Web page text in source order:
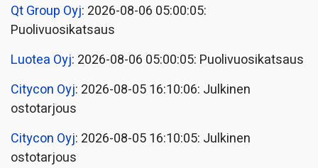
Qt Group Oyj: 2026-08-06 05:00:05:
Puolivuosikatsaus
Luotea Oyj: 2026-08-06 05:00:05: Puolivuosikatsaus
Citycon Oyj: 2026-08-05 16:10:06: Julkinen
ostotarjous
Citycon Oyj: 2026-08-05 16:10:05: Julkinen
ostotarjous